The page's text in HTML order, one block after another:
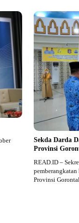
Sekda Darda
Provinsi
READ.ID –
Provinsi